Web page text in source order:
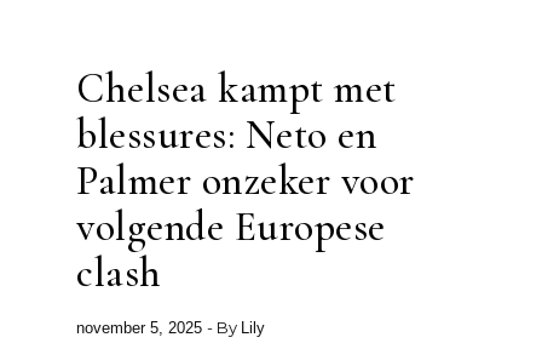
Chelsea kampt met
blessures: Neto en
Palmer onzeker voor
volgende Europese
clash
november 5, 2025 - By Lily